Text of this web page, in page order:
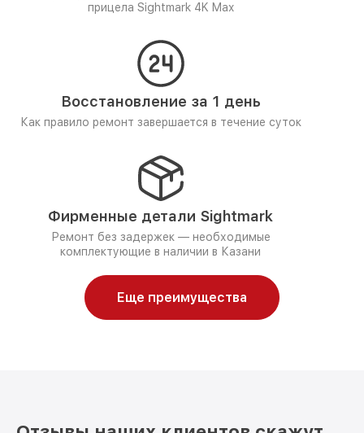
прицела Sightmark 4K Max
Восстановление за 1 день
Как правило ремонт завершается в течение суток
Фирменные детали Sightmark
Ремонт без задержек — необходимые
комплектующие в наличии в Казани
Еще преимущества